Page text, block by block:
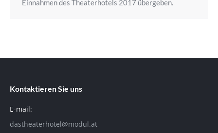
Einnahmen des Theaterhotels 2017 übergeben.
Kontaktieren Sie uns
E-mail:
dastheaterhotel@modul.at